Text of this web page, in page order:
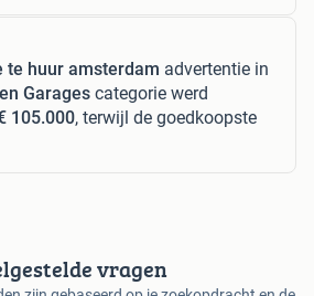
te huur amsterdam advertentie in
Garages categorie werd
105.000, terwijl de goedkoopste
vragen